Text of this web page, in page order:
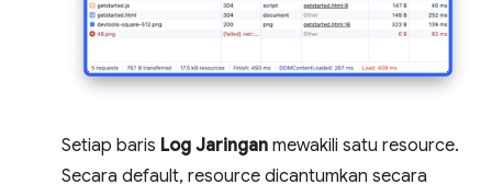
Setiap baris Log Jaringan mewakili satu resource.
Secara default, resource dicantumkan secara